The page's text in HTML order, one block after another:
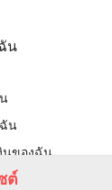
น
น
นของฉัน
ต์